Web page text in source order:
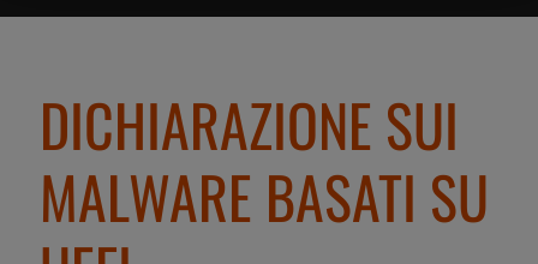
DICHIARAZIONE SUI
MALWARE BASATI SU